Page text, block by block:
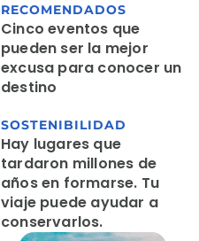
RECOMENDADOS
Cinco eventos que
pueden ser la mejor
excusa para conocer un
destino
SOSTENIBILIDAD
Hay lugares que
tardaron millones de
años en formarse. Tu
viaje puede ayudar a
conservarlos.